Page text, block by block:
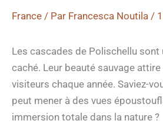
France / Par Francesca Noutila /
Les cascades de Polischellu
caché. Leur beauté sauvage
visiteurs chaque année. Saviez-
peut mener à des vues
immersion totale dans la nature ?